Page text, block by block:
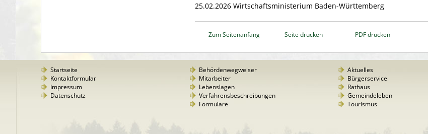
25.02.2026 Wirtschaftsministerium Baden-Württemberg
Zum Seitenanfang Seite drucken PDF drucken
Startseite
Kontaktformular
Impressum
Datenschutz
Behördenwegweiser
Mitarbeiter
Lebenslagen
Verfahrensbeschreibungen
Formulare
Aktuelles
Bürgerservice
Rathaus
Gemeindeleben
Tourismus